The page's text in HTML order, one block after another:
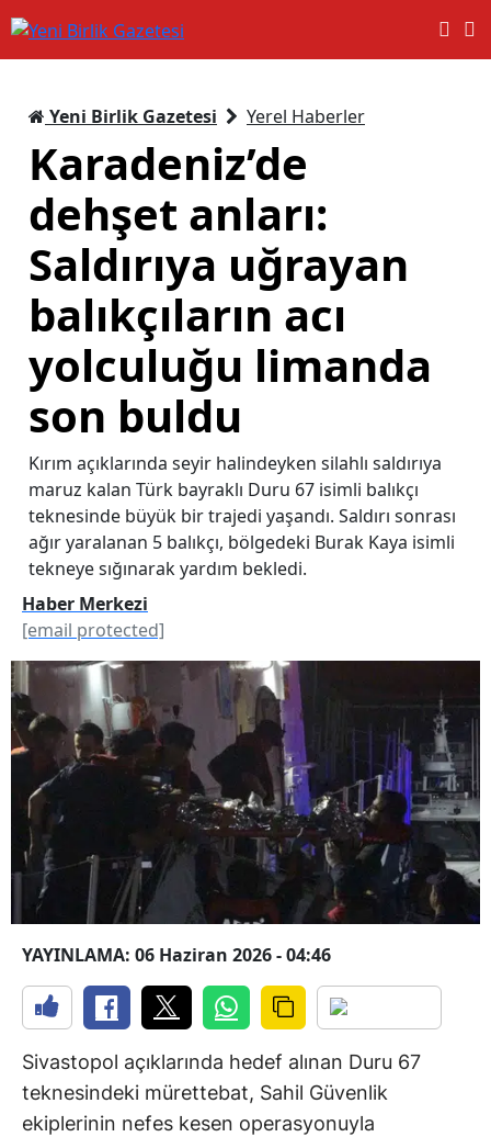
Yeni Birlik Gazetesi Yerel Haberler
Karadeniz’de
dehşet anları:
Saldırıya uğrayan
balıkçıların acı
yolculuğu limanda
son buldu
Kırım açıklarında seyir halindeyken silahlı saldırıya
maruz kalan Türk bayraklı Duru 67 isimli balıkçı
teknesinde büyük bir trajedi yaşandı. Saldırı sonrası
ağır yaralanan 5 balıkçı, bölgedeki Burak Kaya isimli
tekneye sığınarak yardım bekledi.
Haber Merkezi
[email protected]
YAYINLAMA: 06 Haziran 2026 - 04:46
Sivastopol açıklarında hedef alınan Duru 67
teknesindeki mürettebat, Sahil Güvenlik
ekiplerinin nefes kesen operasyonuyla